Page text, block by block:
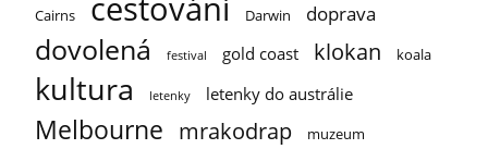
Cairns cestování Darwin doprava
dovolená festival gold coast klokan koala
kultura letenky letenky do austrálie
Melbourne mrakodrap muzeum